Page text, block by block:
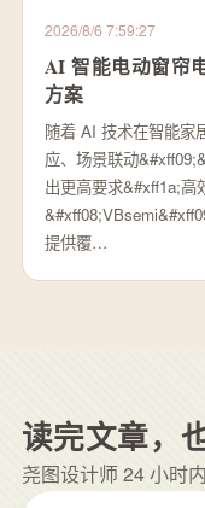
2026/8/6 7:59:27
AI 智能电动窗帘
方案
随着 AI 技术在智能家
应、场景联动
出更高要求&#xff1a;高
提供覆…
读完文章，
尧图设计师 24 小时